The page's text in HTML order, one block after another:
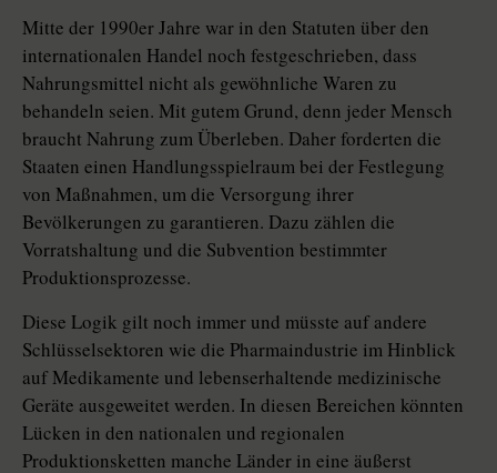
Mitte der 1990er Jahre war in den Statuten über den
internationalen Handel noch festgeschrieben, dass
Nahrungsmittel nicht als gewöhnliche Waren zu
behandeln seien. Mit gutem Grund, denn jeder Mensch
braucht Nahrung zum Überleben. Daher forderten die
Staaten einen Handlungsspielraum bei der Festlegung
von Maßnahmen, um die Versorgung ihrer
Bevölkerungen zu garantieren. Dazu zählen die
Vorratshaltung und die Subvention bestimmter
Produktionsprozesse.
Diese Logik gilt noch immer und müsste auf andere
Schlüsselsektoren wie die Pharmaindustrie im Hinblick
auf Medikamente und lebenserhaltende medizinische
Geräte ausgeweitet werden. In diesen Bereichen könnten
Lücken in den nationalen und regionalen
Produktionsketten manche Länder in eine äußerst